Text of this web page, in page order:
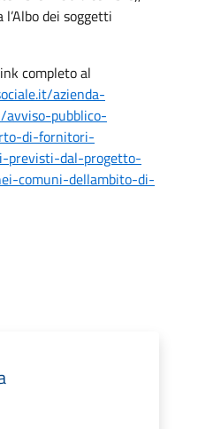
dei soggetti
completo al
azienda-
pubblico-
di-fornitori-
previsti-dal-progetto-
comuni-dellambito-di-